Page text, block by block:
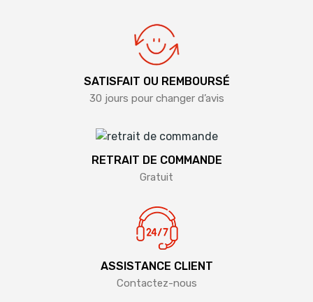
SATISFAIT OU REMBOURSÉ
30 jours pour changer d’avis
RETRAIT DE COMMANDE
Gratuit
ASSISTANCE CLIENT
Contactez-nous